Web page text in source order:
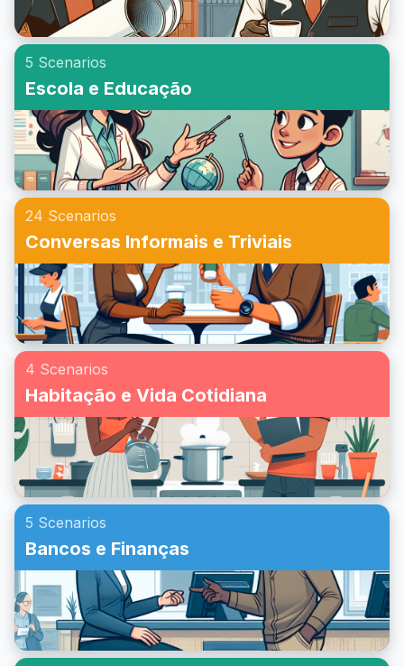
5 Scenarios
Escola e Educação
24 Scenarios
Conversas Informais e Triviais
4 Scenarios
Habitação e Vida Cotidiana
5 Scenarios
Bancos e Finanças